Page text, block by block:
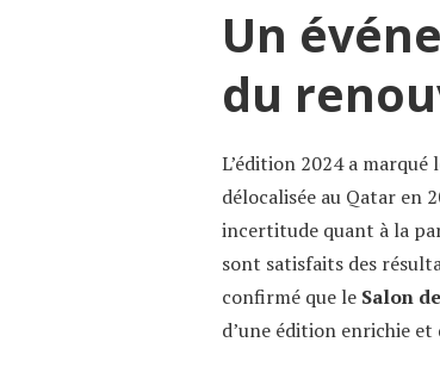
Un
du
L’édition 2024 a
délocalisée au Qatar en
incertitude quant à la
sont satisfaits des
confirmé que le Salon
d’une édition enrichie et